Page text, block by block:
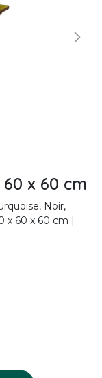
x 60 cm
Noir,
x 60 x 60 cm |